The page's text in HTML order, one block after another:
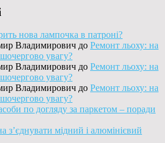
нова лампочка в патроні?
Владимирович до Ремонт льоху: на
увагу?
Владимирович до Ремонт льоху: на
увагу?
Владимирович до Ремонт льоху: на
увагу?
по догляду за паркетом – поради
з’єднувати мідний і алюмінієвий